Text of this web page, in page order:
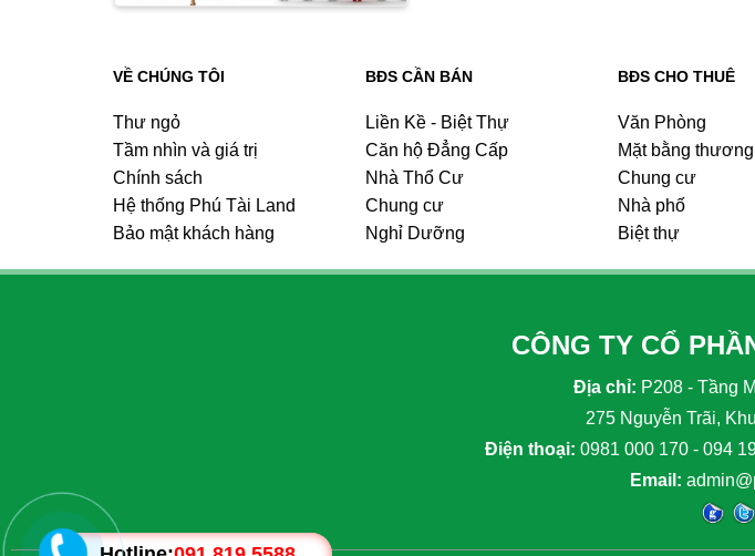
VỀ CHÚNG TÔI
Thư ngỏ
Tầm nhìn và giá trị
Chính sách
Hệ thống Phú Tài Land
Bảo mật khách hàng
BĐS CẦN BÁN
Liền Kề - Biệt Thự
Căn hộ Đẳng Cấp
Nhà Thổ Cư
Chung cư
Nghỉ Dưỡng
BĐS CHO THUÊ
Văn Phòng
Mặt bằng
Chung cư
Nhà phố
Biệt thự
CÔNG TY CỔ
Địa chỉ: P208 - Tầng
275 Nguyễn Trãi,
Điện thoại: 0981 000 170 - 094
Email: